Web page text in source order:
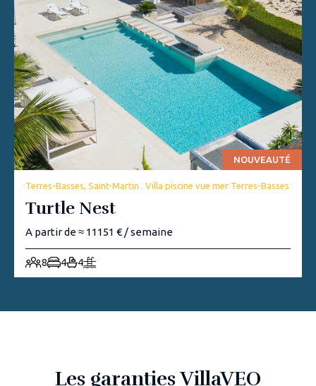
NOUVEAUTÉ
Terres-Basses, Saint-Martin . Villa piscine vue mer Terres-Basses
Turtle Nest
A partir de ≈ 11151 € / semaine
8 4 4
Les garanties VillaVEO